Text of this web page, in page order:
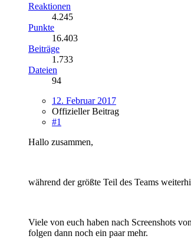
Reaktionen
4.245
Punkte
16.403
Beiträge
1.733
Dateien
94
12. Februar 2017
Offizieller Beitrag
#1
Hallo zusammen,
während der größte Teil des Teams
Viele von euch haben nach Screenshots
folgen dann noch ein paar mehr.